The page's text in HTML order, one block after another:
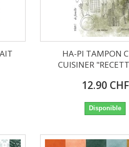
HA-PI TAMPON
CUISINER
12.90 CHF
Disponible